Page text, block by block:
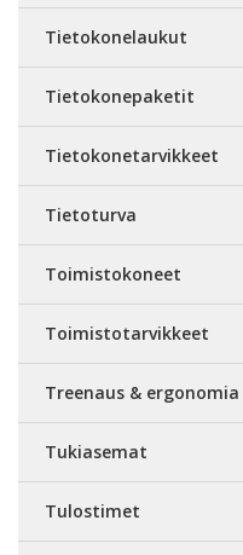
Tietokonelaukut
Tietokonepaketit
Tietokonetarvikkeet
Tietoturva
Toimistokoneet
Toimistotarvikkeet
Treenaus & ergonomia
Tukiasemat
Tulostimet